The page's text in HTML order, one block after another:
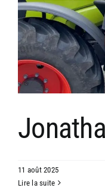
11 août 2025
Lire la suite